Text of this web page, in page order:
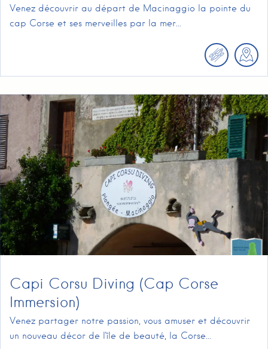
Venez découvrir au départ de Macinaggio la pointe du
cap Corse et ses merveilles par la mer...
Capi Corsu Diving (Cap Corse
Immersion)
Venez partager notre passion, vous amuser et découvrir
un nouveau décor de l'île de beauté, la Corse...